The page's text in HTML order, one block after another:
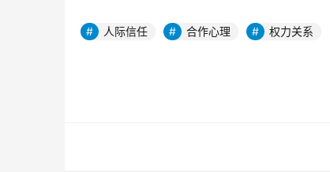
人际信任 合作心理 权力关系